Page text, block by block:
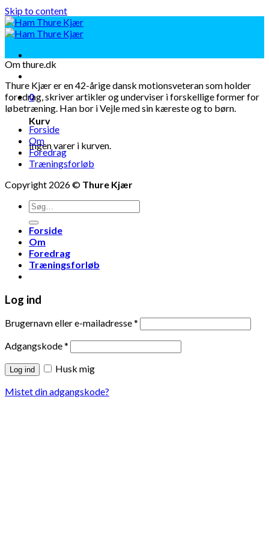
Skip to content
0
Kurv
Ingen varer i kurven.
Om thure.dk
Thure Kjær er en 42-årige dansk motionsveteran som holder
foredrag, skriver artikler og underviser i forskellige former for
løbetræning. Han bor i Vejle med sin kæreste og to børn.
Forside
Om
Foredrag
Træningsforløb
Copyright 2026 © Thure Kjær
Forside
Om
Foredrag
Træningsforløb
Log ind
Brugernavn eller e-mailadresse*
Adgangskode*
Log ind
Husk mig
Mistet din adgangskode?